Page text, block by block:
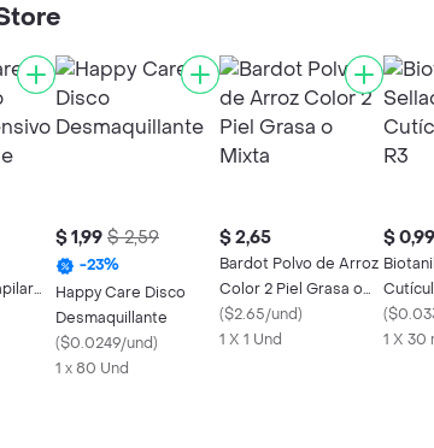
$ 1,99 $ 2,59
-23%
Happy Care Disco
Desmaquillante
($0.0249/und)
1 x 80 Und
$ 2,65
Bardot Polvo de Arroz
Color 2 Piel Grasa o
Mixta
($2.65/und)
1 X 1 Und
$ 0,99
(
1 X 30